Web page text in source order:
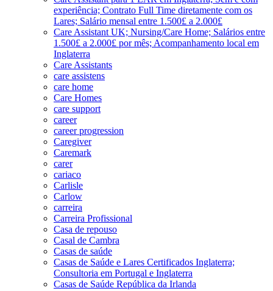
experiência; Contrato Full Time diretamente com os
Lares; Salário mensal entre 1.500£ a 2.000£
Care Assistant UK; Nursing/Care Home; Salários entre
1.500£ a 2.000£ por mês; Acompanhamento local em
Inglaterra
Care Assistants
care assistens
care home
Care Homes
care support
career
career progression
Caregiver
Caremark
carer
cariaco
Carlisle
Carlow
carreira
Carreira Profissional
Casa de repouso
Casal de Cambra
Casas de saúde
Casas de Saúde e Lares Certificados Inglaterra;
Consultoria em Portugal e Inglaterra
Casas de Saúde República da Irlanda